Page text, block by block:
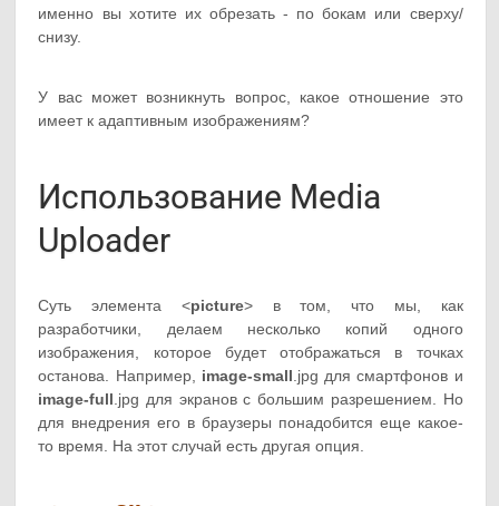
именно вы хотите их обрезать - по бокам или сверху/
снизу.
У вас может возникнуть вопрос, какое отношение это
имеет к адаптивным изображениям?
Использование Media
Uploader
Суть элемента <picture> в том, что мы, как
разработчики, делаем несколько копий одного
изображения, которое будет отображаться в точках
останова. Например, image-small .jpg для смартфонов и
image-full .jpg для экранов с большим разрешением. Но
для внедрения его в браузеры понадобится еще какое-
то время. На этот случай есть другая опция.